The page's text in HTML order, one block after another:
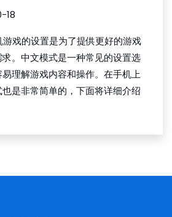
18
游戏的设置是为了提供更好的游戏
。中文模式是一种常见的设置选
理解游戏内容和操作。在手机上
是非常简单的，下面将详细介绍